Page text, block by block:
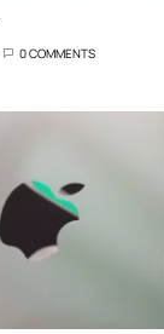
0 COMMENTS